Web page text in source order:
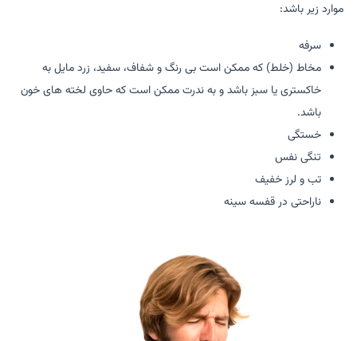
موارد زیر باشد:
سرفه
مخاط (خلط) که ممکن است بی رنگ و شفاف، سفید، زرد مایل به
خاکستری یا سبز باشد و به ندرت ممکن است که حاوی لخته های خون
باشد.
خستگی
تنگی نفس
تب و لرز خفیف
ناراحتی در قفسه سینه